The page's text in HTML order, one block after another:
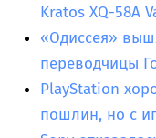
Kratos XQ-58A
«Одиссея»
переводчицы
PlayStation
пошлин, но с